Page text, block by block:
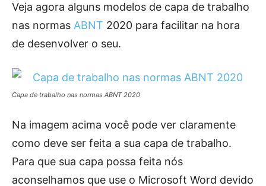
Veja agora alguns modelos de capa de trabalho
nas normas ABNT 2020 para facilitar na hora
de desenvolver o seu.
Capa de trabalho nas normas ABNT 2020
Na imagem acima você pode ver claramente
como deve ser feita a sua capa de trabalho.
Para que sua capa possa feita nós
aconselhamos que use o Microsoft Word devido